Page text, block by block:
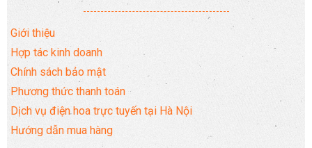
Giới thiệu
Hợp tác kinh doanh
Chính sách bảo mật
Phương thức thanh toán
Dịch vụ điện hoa trực tuyến tại Hà Nội
Hướng dẫn mua hàng